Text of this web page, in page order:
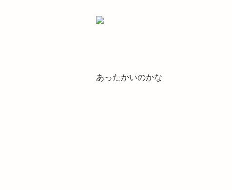
あったかいのかな